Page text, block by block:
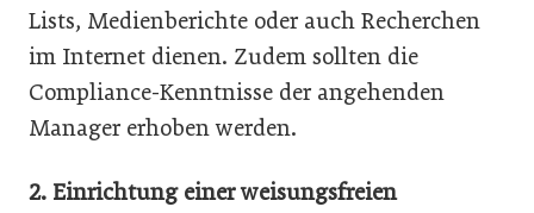
Lists, Medienberichte oder auch Recherchen
im Internet dienen. Zudem sollten die
Compliance-Kenntnisse der angehenden
Manager erhoben werden.
2. Einrichtung einer weisungsfreien